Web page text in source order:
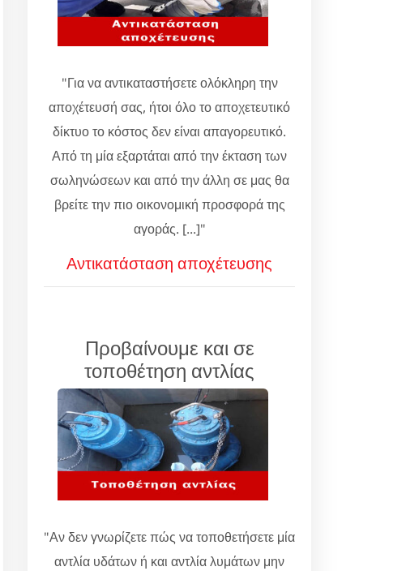
"Για να αντικαταστήσετε ολόκληρη την
αποχέτευσή σας, ήτοι όλο το αποχετευτικό
δίκτυο το κόστος δεν είναι απαγορευτικό.
Από τη μία εξαρτάται από την έκταση των
σωληνώσεων και από την άλλη σε μας θα
βρείτε την πιο οικονομική προσφορά της
αγοράς. [...]"
Αντικατάσταση αποχέτευσης
Προβαίνουμε και σε
τοποθέτηση αντλίας
"Αν δεν γνωρίζετε πώς να τοποθετήσετε μία
αντλία υδάτων ή και αντλία λυμάτων μην